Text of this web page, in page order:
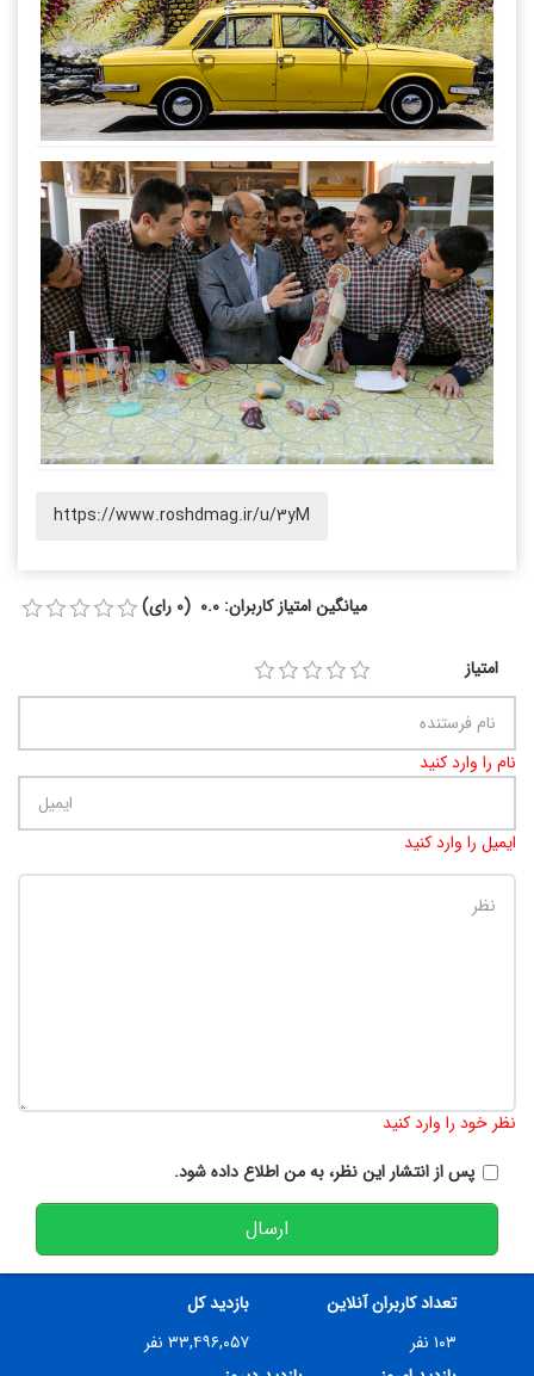
https://www.roshdmag.ir/u/3yM
میانگین امتیاز کاربران: 0.0 (0 رای)
امتیاز
نام را وارد کنید
ایمیل را وارد کنید
نظر خود را وارد کنید
پس از انتشار این نظر، به من اطلاع داده شود.
ارسال
تعداد کاربران آنلاین
۱۰۳ نفر
بازدید کل
۳۳,۴۹۶,۰۵۷ نفر